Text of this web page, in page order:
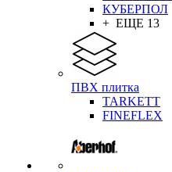
КУБЕРПОЛ
+ ЕЩЕ 13
ПВХ плитка
TARKETT
FINEFLEX